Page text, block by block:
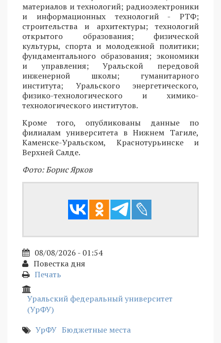
материалов и технологий; радиоэлектроники
и информационных технологий - РТФ;
строительства и архитектуры; технологий
открытого образования; физической
культуры, спорта и молодежной политики;
фундаментального образования; экономики
и управления; Уральской передовой
инженерной школы; гуманитарного
института; Уральского энергетического,
физико-технологического и химико-
технологического институтов.
Кроме того, опубликованы данные по
филиалам университета в Нижнем Тагиле,
Каменске-Уральском, Краснотурьинске и
Верхней Салде.
Фото: Борис Ярков
08/08/2026 - 01:54
Повестка дня
Печать
Уральский федеральный университет
(УрФУ)
УрФУ Бюджетные места